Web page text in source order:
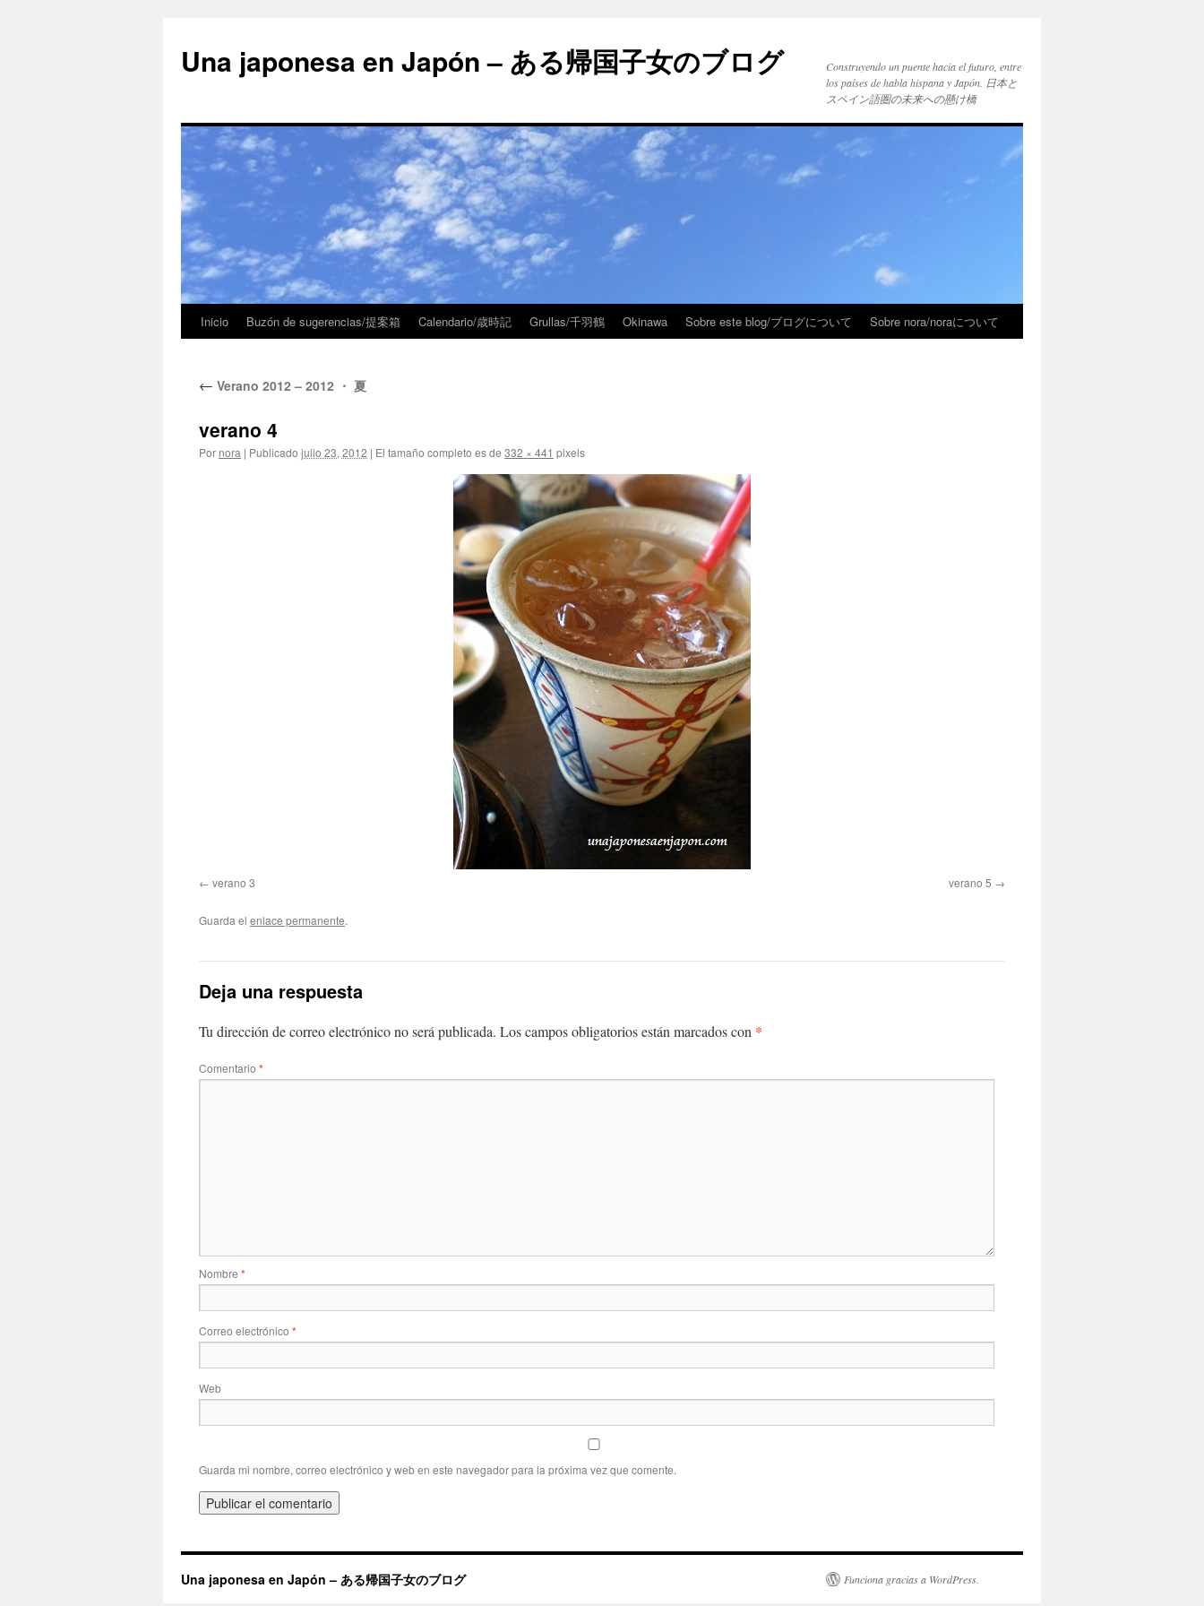
Una japonesa en Japón – ある帰国子女のブログ
Construyendo un puente hacia el futuro, entre
los países de habla hispana y Japón. 日本と
スペイン語圏の未来への懸け橋
Inicio Buzón de sugerencias/提案箱 Calendario/歳時記 Grullas/千羽鶴 Okinawa Sobre este blog/ブログについて Sobre nora/noraについて
← Verano 2012 – 2012 ・ 夏
verano 4
Por nora | Publicado julio 23, 2012 | El tamaño completo es de 332 × 441 pixels
verano 3 verano 5
Guarda el enlace permanente.
Deja una respuesta
Tu dirección de correo electrónico no será publicada. Los campos obligatorios están marcados con *
Comentario *
Nombre *
Correo electrónico *
Web
Guarda mi nombre, correo electrónico y web en este navegador para la próxima vez que comente.
Una japonesa en Japón – ある帰国子女のブログ Funciona gracias a WordPress.